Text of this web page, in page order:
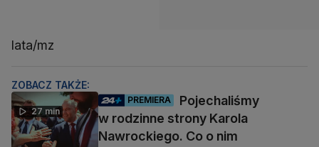
lata/mz
ZOBACZ TAKŻE:
27 min
PREMIERA
Pojechaliśmy
w rodzinne strony Karola
Nawrockiego. Co o nim